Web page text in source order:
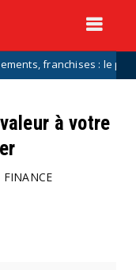
: le plan du
à votre
FINANCE